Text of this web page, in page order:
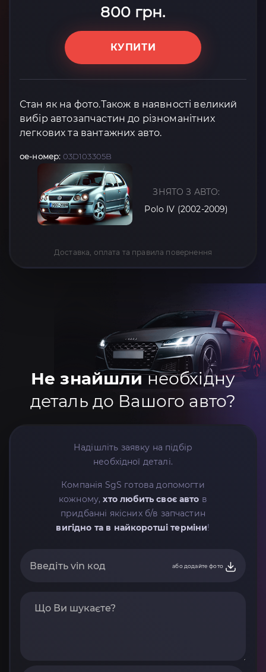
800 грн.
КУПИТИ
Стан як на фото.Також в наявності великий
вибір автозапчастин до різноманітних
легкових та вантажних авто.
oe-номер: 03D103305B
ЗНЯТО З АВТО:
Polo IV (2002-2009)
Доставка, оплата та правила повернення
Не знайшлинеобхідну
деталь до Вашого авто?
Надішліть заявку на підбір
необхідної деталі.
Компанія SgS готова допомогти
кожному,хто любить своє авто в
придбанні якісних б/в запчастин
вигідно та в найкоротші терміни!
або додайте фото